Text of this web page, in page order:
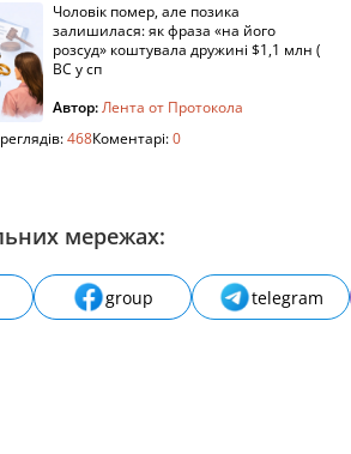
Чоловік помер, але позика
залишилася: як фраза «на його
розсуд» коштувала дружині $1,1 млн (
ВС у сп
Автор:Лента от Протокола
468Коментарі:0
мережах:
group telegram